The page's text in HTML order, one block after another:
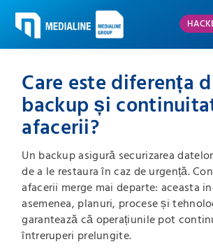
Care este diferența
backup și
afacerii?
Un backup asigură securizarea
de a le restaura în caz de urgență.
afacerii merge mai departe: aceasta
asemenea, planuri, procese și
garantează că operațiunile pot
întreruperi prelungite.